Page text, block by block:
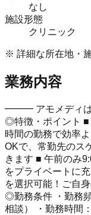
なし
施設形態
クリニック
※ 詳細な所在地・
業務内容
━━━ アモメディ
◎特徴・ポイント ■
時間の勤務で効率
OKで、常勤先のス
きます ■ 午前のみ
をプライベートに
を選択可能！ご自
◎勤務条件 ・勤務
相談） ・勤務時間